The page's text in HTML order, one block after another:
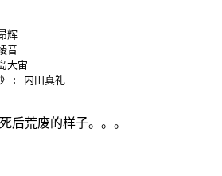
辉
音
大宙
: 内田真礼
后荒废的样子。。。